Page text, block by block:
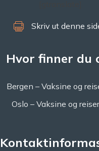
Skriv ut denne
Hvor finner du
Bergen – Vaksine og
Oslo – Vaksine og